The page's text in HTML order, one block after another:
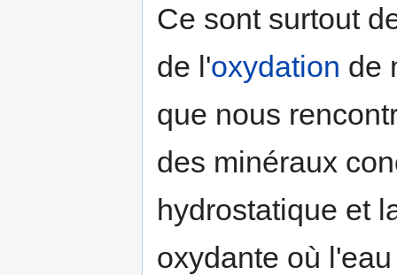
Ce sont surtout
de l'oxydation de
que nous
des minéraux
hydrostatique et
oxydante où